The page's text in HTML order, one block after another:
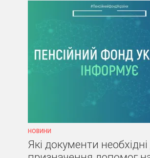
НОВИНИ
Які документи